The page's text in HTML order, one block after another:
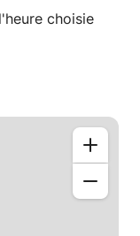
détaillé
choisie